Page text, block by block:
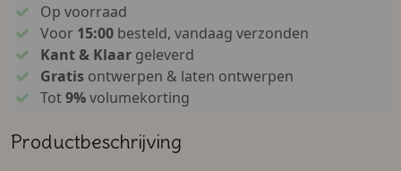
Op voorraad
Voor 15:00besteld, vandaag verzonden
Kant & Klaargeleverd
Gratisontwerpen & laten ontwerpen
Tot9%volumekorting
Productbeschrijving